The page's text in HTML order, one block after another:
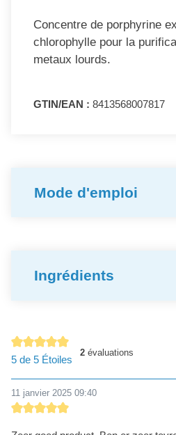
Concentre de porphyrine
chlorophylle pour la
metaux lourds.
GTIN/EAN : 8413568007817
Mode d'emploi
Ingrédients
Note moyenne de 5 sur 5 étoiles
5 de 5 Étoiles
2évaluations
11 janvier 2025 09:40